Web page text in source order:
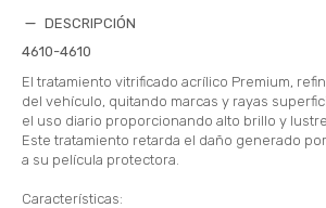
DESCRIPCIÓN
4610-4610
El tratamiento vitrificado acrílico Premium,
del vehículo, quitando marcas y rayas
el uso diario proporcionando alto brillo y lustre.
Este tratamiento retarda el daño generado
a su película protectora.
Características: